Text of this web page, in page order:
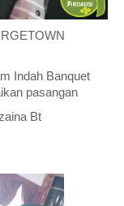
Indah Banquet
pasangan
Bt